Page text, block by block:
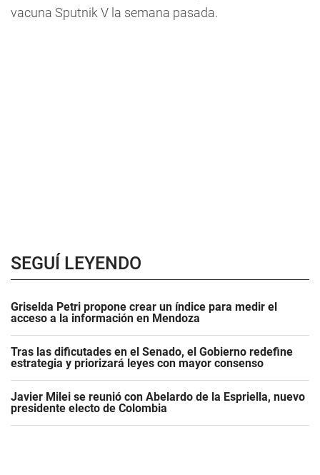
vacuna Sputnik V la semana pasada.
SEGUÍ LEYENDO
Griselda Petri propone crear un índice para medir el
acceso a la información en Mendoza
Tras las dificutades en el Senado, el Gobierno redefine
estrategia y priorizará leyes con mayor consenso
Javier Milei se reunió con Abelardo de la Espriella, nuevo
presidente electo de Colombia